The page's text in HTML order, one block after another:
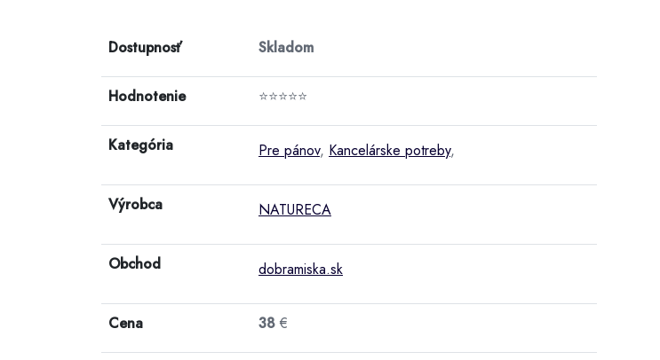
Dostupnosť Skladom
Hodnotenie ⭐⭐⭐⭐⭐
Kategória Pre pánov, Kancelárske potreby,
Výrobca NATURECA
Obchod dobramiska.sk
Cena 38 €